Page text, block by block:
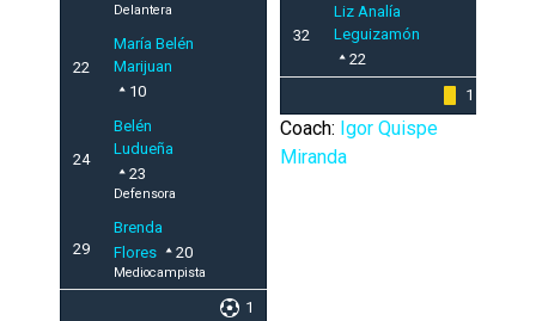
Delantera
22
María Belén
Marijuan
10
24
Belén
Ludueña
23
Defensora
29
Brenda
Flores
20
Mediocampista
1
32
Liz Analía
Leguizamón
22
1
Coach: Igor Quispe
Miranda